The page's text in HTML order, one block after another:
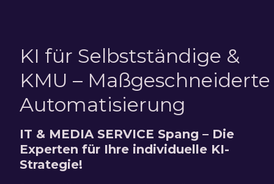
KI für Selbstständige &
KMU – Maßgeschneiderte
Automatisierung
IT & MEDIA SERVICE Spang – Die
Experten für Ihre individuelle KI-
Strategie!